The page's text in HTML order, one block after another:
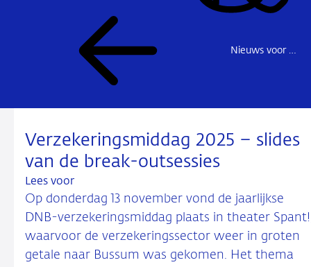
Nieuws voor de sector
Verzekeringsmiddag 2025 – slides
van de break-outsessies
Lees voor
Op donderdag 13 november vond de jaarlijkse
DNB-verzekeringsmiddag plaats in theater
waarvoor de verzekeringssector weer in groten
getale naar Bussum was gekomen. Het thema